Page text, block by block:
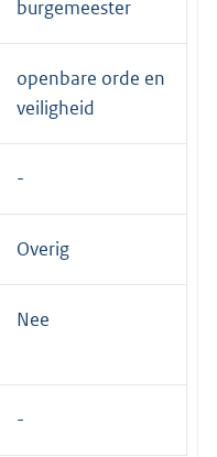
burgemeester
openbare orde en
veiligheid
Overig
Nee